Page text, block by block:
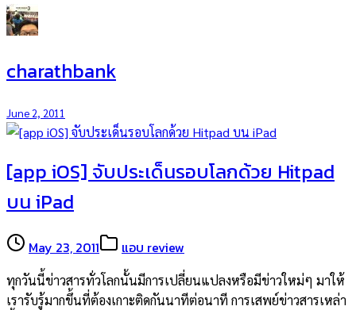
charathbank
June 2, 2011
[app iOS] จับประเด็นรอบโลกด้วย Hitpad
บน iPad
May 23, 2011 แอบ review
ทุกวันนี้ข่าวสารทั่วโลกนั้นมีการเปลี่ยนแปลงหรือมีข่าวใหม่ๆ มาให้
เรารับรู้มากขึ้นที่ต้องเกาะติดกันนาทีต่อนาที การเสพย์ข่าวสารเหล่า